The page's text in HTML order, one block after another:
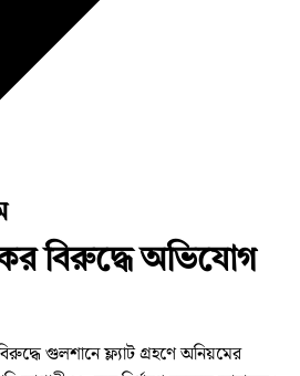
বিরুদ্ধে অভিযোগ
গুলশানে ফ্ল্যাট গ্রহণে অনিয়মের